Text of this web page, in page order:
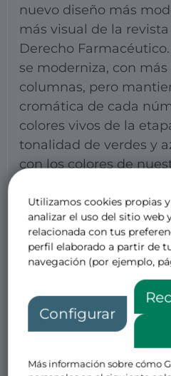
nuevo diseño más
más visual de la
Derecho
se moderniza, con
columnas, pero
cromática de cada
colores vivos de la
tonalidad de verdes y
con los colores de
Mantenemos las
revista y los
actualidad, pero
presentación más
lectura. Incorporamos
representación gráfica,
transmitiendo
de las herramientas
Confiamos que os
Utilizamos cookies propias
analizar el uso del sitio web
relacionada con tus
perfil elaborado a partir de
navegación (por ejemplo,
Configurar
Más información sobre cómo